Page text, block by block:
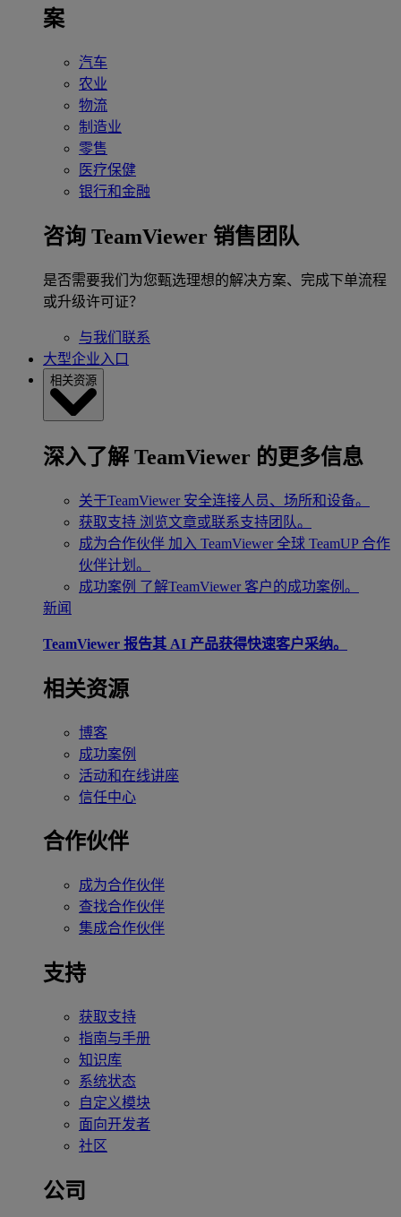
案
汽车
农业
物流
制造业
零售
医疗保健
银行和金融
咨询 TeamViewer 销售团队
是否需要我们为您甄选理想的解决方案、完成下单流程
或升级许可证？
与我们联系
大型企业入口
相关资源
深入了解 TeamViewer 的更多信息
关于TeamViewer 安全连接人员、场所和设备。
获取支持 浏览文章或联系支持团队。
成为合作伙伴 加入 TeamViewer 全球 TeamUP 合作
伙伴计划。
成功案例 了解TeamViewer 客户的成功案例。
新闻
TeamViewer 报告其 AI 产品获得快速客户采纳。
相关资源
博客
成功案例
活动和在线讲座
信任中心
合作伙伴
成为合作伙伴
查找合作伙伴
集成合作伙伴
支持
获取支持
指南与手册
知识库
系统状态
自定义模块
面向开发者
社区
公司